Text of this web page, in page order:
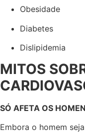
Obesidade
Diabetes
Dislipidemia
MITOS
SÓ AFETA OS
Embora o homem